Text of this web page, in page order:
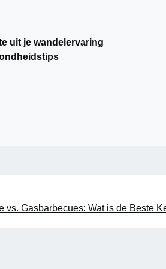
uit je wandelervaring
vs. Gasbarbecues: Wat is de Beste